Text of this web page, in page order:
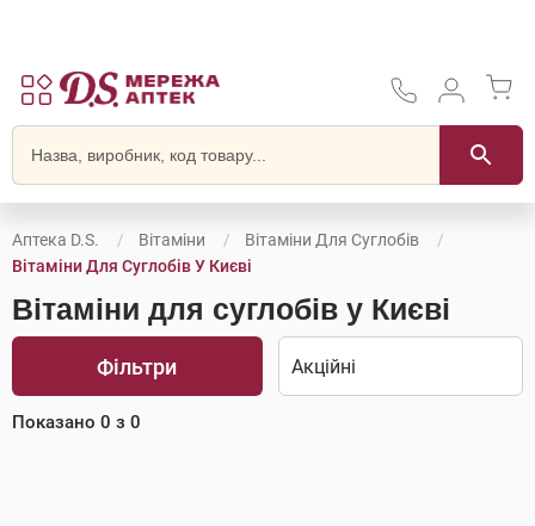
Аптека D.S. Вітаміни
Вітаміни Для Суглобів
Вітаміни Для Суглобів У Києві
Вітаміни для суглобів у Києві
Фільтри
Показано 0 з 0